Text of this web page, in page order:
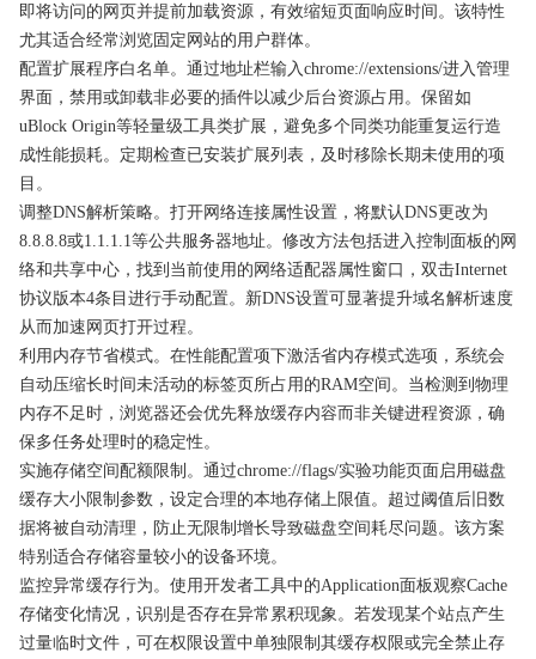
即将访问的网页并提前加载资源，有效缩短页面响应时间。该特性
尤其适合经常浏览固定网站的用户群体。
配置扩展程序白名单。通过地址栏输入chrome://extensions/进入管理
界面，禁用或卸载非必要的插件以减少后台资源占用。保留如
uBlock Origin等轻量级工具类扩展，避免多个同类功能重复运行造
成性能损耗。定期检查已安装扩展列表，及时移除长期未使用的项
目。
调整DNS解析策略。打开网络连接属性设置，将默认DNS更改为
8.8.8.8或1.1.1.1等公共服务器地址。修改方法包括进入控制面板的网
络和共享中心，找到当前使用的网络适配器属性窗口，双击Internet
协议版本4条目进行手动配置。新DNS设置可显著提升域名解析速度
从而加速网页打开过程。
利用内存节省模式。在性能配置项下激活省内存模式选项，系统会
自动压缩长时间未活动的标签页所占用的RAM空间。当检测到物理
内存不足时，浏览器还会优先释放缓存内容而非关键进程资源，确
保多任务处理时的稳定性。
实施存储空间配额限制。通过chrome://flags/实验功能页面启用磁盘
缓存大小限制参数，设定合理的本地存储上限值。超过阈值后旧数
据将被自动清理，防止无限制增长导致磁盘空间耗尽问题。该方案
特别适合存储容量较小的设备环境。
监控异常缓存行为。使用开发者工具中的Application面板观察Cache
存储变化情况，识别是否存在异常累积现象。若发现某个站点产生
过量临时文件，可在权限设置中单独限制其缓存权限或完全禁止存